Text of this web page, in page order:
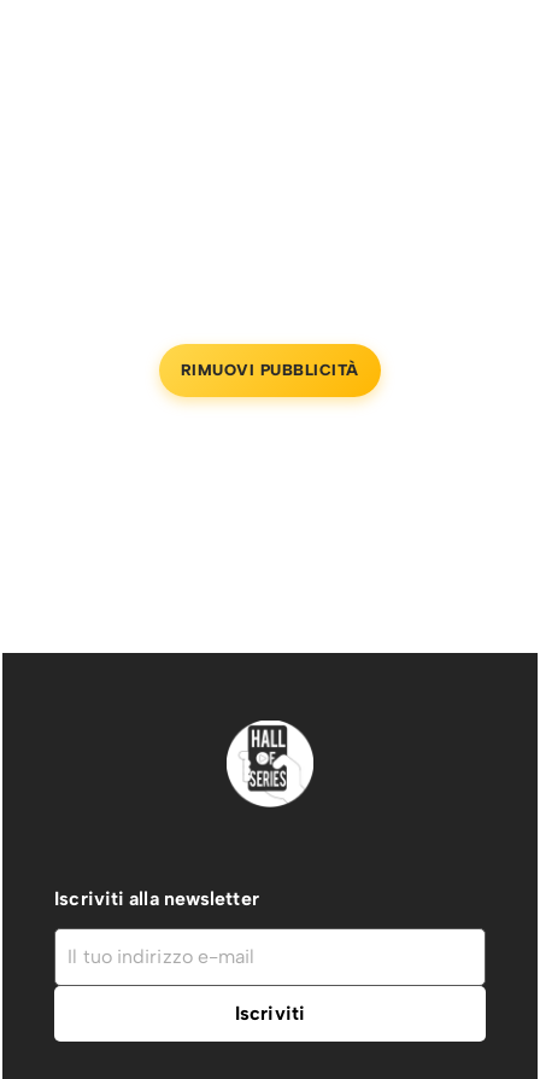
RIMUOVI PUBBLICITÀ
Iscriviti alla newsletter